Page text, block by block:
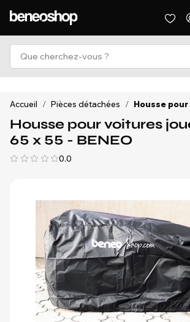
Accueil / Pièces détachées / Housse pour
Housse pour voitures
65 x 55 - BENEO
0.0